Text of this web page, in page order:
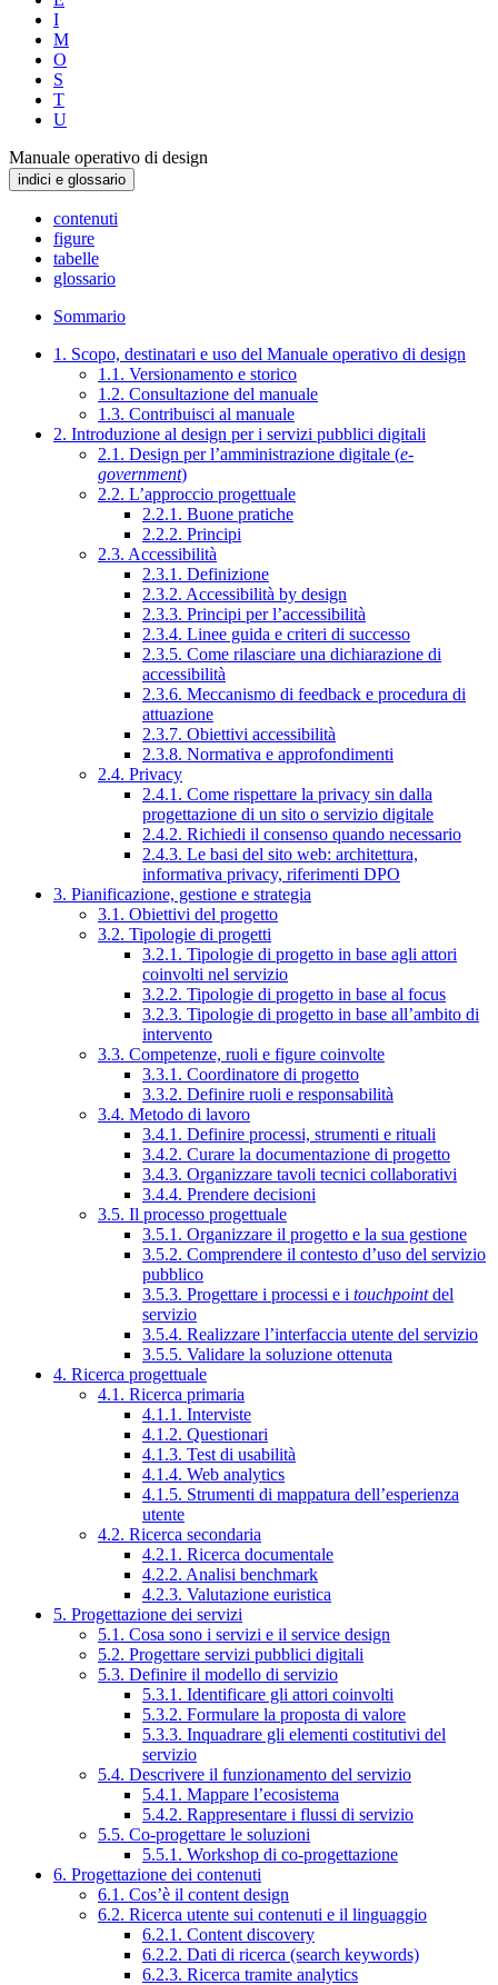
I
M
O
S
T
U
Manuale operativo di design
indici e glossario
contenuti
figure
tabelle
glossario
Sommario
1. Scopo, destinatari e uso del Manuale operativo di design
1.1. Versionamento e storico
1.2. Consultazione del manuale
1.3. Contribuisci al manuale
2. Introduzione al design per i servizi pubblici digitali
2.1. Design per l’amministrazione digitale (e-
government)
2.2. L’approccio progettuale
2.2.1. Buone pratiche
2.2.2. Principi
2.3. Accessibilità
2.3.1. Definizione
2.3.2. Accessibilità by design
2.3.3. Principi per l’accessibilità
2.3.4. Linee guida e criteri di successo
2.3.5. Come rilasciare una dichiarazione di
accessibilità
2.3.6. Meccanismo di feedback e procedura di
attuazione
2.3.7. Obiettivi accessibilità
2.3.8. Normativa e approfondimenti
2.4. Privacy
2.4.1. Come rispettare la privacy sin dalla
progettazione di un sito o servizio digitale
2.4.2. Richiedi il consenso quando necessario
2.4.3. Le basi del sito web: architettura,
informativa privacy, riferimenti DPO
3. Pianificazione, gestione e strategia
3.1. Obiettivi del progetto
3.2. Tipologie di progetti
3.2.1. Tipologie di progetto in base agli attori
coinvolti nel servizio
3.2.2. Tipologie di progetto in base al focus
3.2.3. Tipologie di progetto in base all’ambito di
intervento
3.3. Competenze, ruoli e figure coinvolte
3.3.1. Coordinatore di progetto
3.3.2. Definire ruoli e responsabilità
3.4. Metodo di lavoro
3.4.1. Definire processi, strumenti e rituali
3.4.2. Curare la documentazione di progetto
3.4.3. Organizzare tavoli tecnici collaborativi
3.4.4. Prendere decisioni
3.5. Il processo progettuale
3.5.1. Organizzare il progetto e la sua gestione
3.5.2. Comprendere il contesto d’uso del servizio
pubblico
3.5.3. Progettare i processi e i touchpointdel
servizio
3.5.4. Realizzare l’interfaccia utente del servizio
3.5.5. Validare la soluzione ottenuta
4. Ricerca progettuale
4.1. Ricerca primaria
4.1.1. Interviste
4.1.2. Questionari
4.1.3. Test di usabilità
4.1.4. Web analytics
4.1.5. Strumenti di mappatura dell’esperienza
utente
4.2. Ricerca secondaria
4.2.1. Ricerca documentale
4.2.2. Analisi benchmark
4.2.3. Valutazione euristica
5. Progettazione dei servizi
5.1. Cosa sono i servizi e il service design
5.2. Progettare servizi pubblici digitali
5.3. Definire il modello di servizio
5.3.1. Identificare gli attori coinvolti
5.3.2. Formulare la proposta di valore
5.3.3. Inquadrare gli elementi costitutivi del
servizio
5.4. Descrivere il funzionamento del servizio
5.4.1. Mappare l’ecosistema
5.4.2. Rappresentare i flussi di servizio
5.5. Co-progettare le soluzioni
5.5.1. Workshop di co-progettazione
6. Progettazione dei contenuti
6.1. Cos’è il content design
6.2. Ricerca utente sui contenuti e il linguaggio
6.2.1. Content discovery
6.2.2. Dati di ricerca (search keywords)
6.2.3. Ricerca tramite analytics